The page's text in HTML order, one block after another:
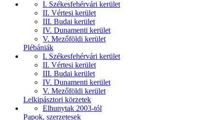
I. Székesfehérvári kerület
II. Vértesi kerület
III. Budai kerület
IV. Dunamenti kerület
V. Mezőföldi kerület
Plébániák
I. Székesfehérvári kerület
II. Vértesi kerület
III. Budai kerület
IV. Dunamenti kerület
V. Mezőföldi kerület
Lelkipásztori körzetek
Elhunytak 2003-tól
Papok, szerzetesek